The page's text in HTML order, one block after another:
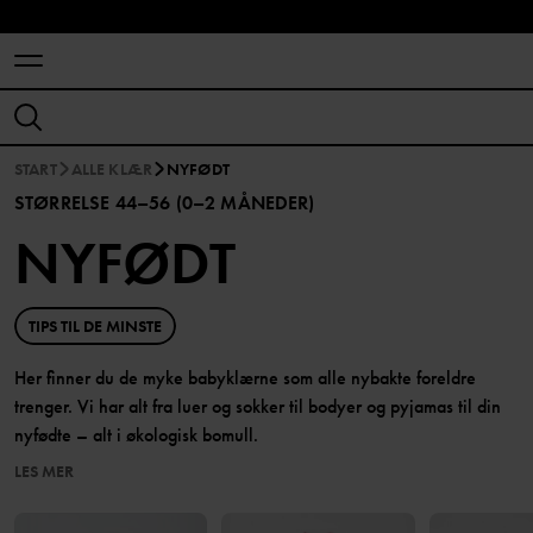
START ALLE KLÆR NYFØDT
STØRRELSE 44–56 (0–2 MÅNEDER)
NYFØDT
TIPS TIL DE MINSTE
Her finner du de myke babyklærne som alle nybakte foreldre
trenger. Vi har alt fra luer og sokker til bodyer og pyjamas til din
nyfødte – alt i økologisk bomull.
LES MER